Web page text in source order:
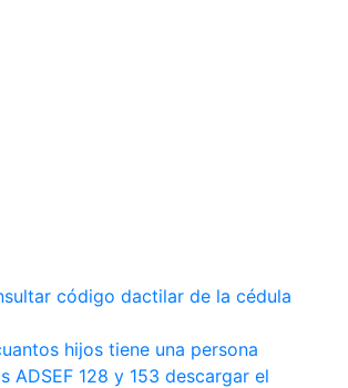
código dactilar de la cédula
hijos tiene una persona
ADSEF 128 y 153 descargar el